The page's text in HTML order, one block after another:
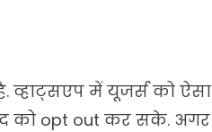
व्हाट्सएप में यूजर्स को ऐसा
को opt out कर सके. अगर